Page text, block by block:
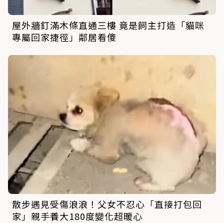
屋外牆釘滿木條直通三樓 竟是飼主打造「貓咪
專屬回家捷徑」鄰居看傻
散步遇見受傷浪浪！父女不忍心「直接打包回
家」親手養大180度變化超暖心